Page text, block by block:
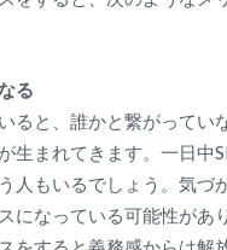
る
ると、誰かと繋がってい
生まれてきます。一日中
人もいるでしょう。気づ
になっている可能性があ